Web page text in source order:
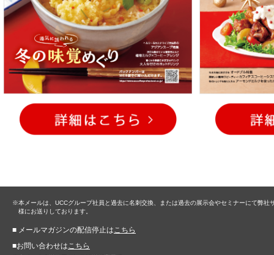
※本メールは、UCCグループ社員と過去に名刺交換、または過去の展示会やセミナーにて弊社
様にお送りしております。
■ メールマガジンの配信停止はこちら
■お問い合わせはこちら